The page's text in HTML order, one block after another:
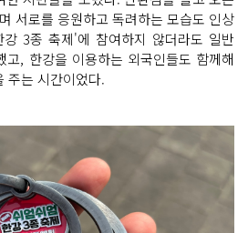
서로를 응원하고 독려하는 모습도 인상
3종 축제'에 참여하지 않더라도 일반
고, 한강을 이용하는 외국인들도 함께해
주는 시간이었다.